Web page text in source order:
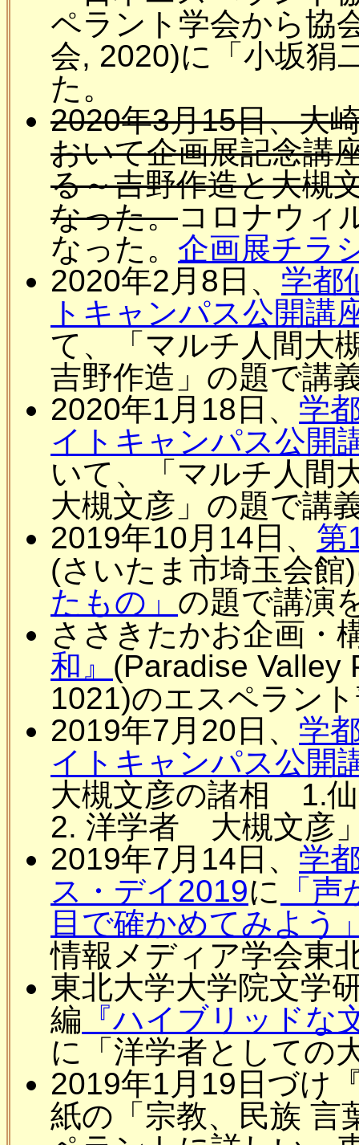
ペラント学会から協
会, 2020)に「小坂狷
た。
2020年3月15日、大
おいて企画展記念講
る～吉野作造と大槻
なった。コロナウィ
なった。 企画展チラ
2020年2月8日、 学都
トキャンパス公開講
て、「マルチ人間
吉野作造」の題で講
2020年1月18日、 学
イトキャンパス公開
いて、「マルチ人
大槻文彦」の題で講
2019年10月14日、 第
(さいたま市埼玉会館
たもの」 の題で講演
ささきたかお企画・
和』 (Paradise Valley
1021)のエスペラン
2019年7月20日、 学
イトキャンパス公開
大槻文彦の諸相 1.
2. 洋学者 大槻文彦
2019年7月14日、 学
ス・デイ2019に 「
目で確かめてみよう
情報メディア学会東
東北大学大学院文学
編 『ハイブリッドな
に「洋学者としての
2019年1月19日づけ
紙の「宗教、民族 言